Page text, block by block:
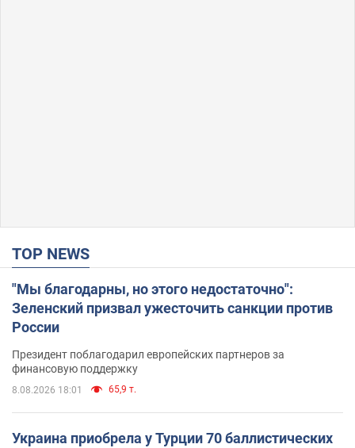
TOP NEWS
"Мы благодарны, но этого недостаточно":
Зеленский призвал ужесточить санкции против
России
Президент поблагодарил европейских партнеров за
финансовую поддержку
8.08.2026 18:01 65,9 т.
Украина приобрела у Турции 70 баллистических